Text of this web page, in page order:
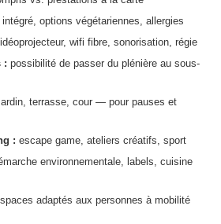
options végétariennes, allergies
wifi fibre, sonorisation, régie
: possibilité de passer du plénière au sous-
terrasse, cour — pour pauses et
: escape game, ateliers créatifs, sport
environnementale, labels, cuisine
adaptés aux personnes à mobilité